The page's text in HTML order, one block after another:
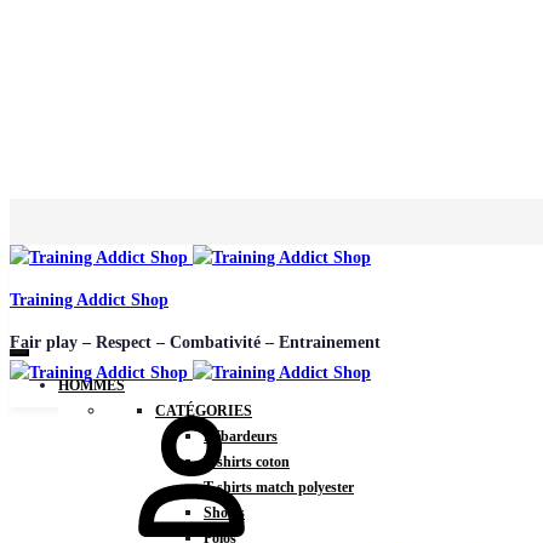
Training Addict Shop
Fair play – Respect – Combativité – Entrainement
HOMMES
CATÉGORIES
Débardeurs
T-shirts coton
T-shirts match polyester
Shorts
Polos